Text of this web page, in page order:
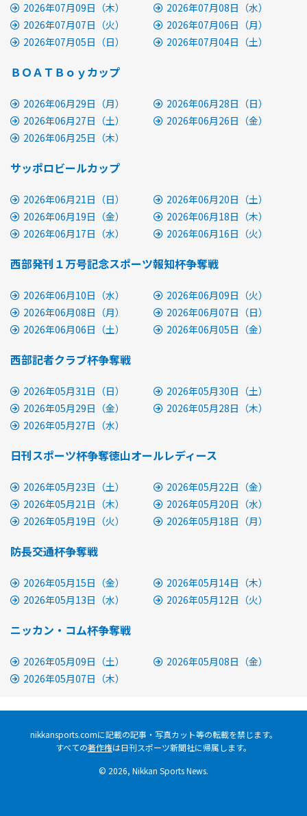
2026年07月09日（木）
2026年07月08日（水）
2026年07月07日（火）
2026年07月06日（月）
2026年07月05日（日）
2026年07月04日（土）
ＢＯＡＴＢｏｙカップ
2026年06月29日（月）
2026年06月28日（日）
2026年06月27日（土）
2026年06月26日（金）
2026年06月25日（木）
サッポロビールカップ
2026年06月21日（日）
2026年06月20日（土）
2026年06月19日（金）
2026年06月18日（木）
2026年06月17日（水）
2026年06月16日（火）
西部発刊１万号記念スポーツ報知杯争奪戦
2026年06月10日（水）
2026年06月09日（火）
2026年06月08日（月）
2026年06月07日（日）
2026年06月06日（土）
2026年06月05日（金）
西部記者クラブ杯争奪戦
2026年05月31日（日）
2026年05月30日（土）
2026年05月29日（金）
2026年05月28日（木）
2026年05月27日（水）
日刊スポーツ杯争奪徳山オールレディース
2026年05月23日（土）
2026年05月22日（金）
2026年05月21日（木）
2026年05月20日（水）
2026年05月19日（火）
2026年05月18日（月）
防長交通杯争奪戦
2026年05月15日（金）
2026年05月14日（木）
2026年05月13日（水）
2026年05月12日（火）
ニッカン・コム杯争奪戦
2026年05月09日（土）
2026年05月08日（金）
2026年05月07日（木）
nikkansports.comに記載の記事・写真カット等の転載を禁じます。
すべての著作権は日刊スポーツ新聞社に帰属します。
© 2026, Nikkan Sports News.